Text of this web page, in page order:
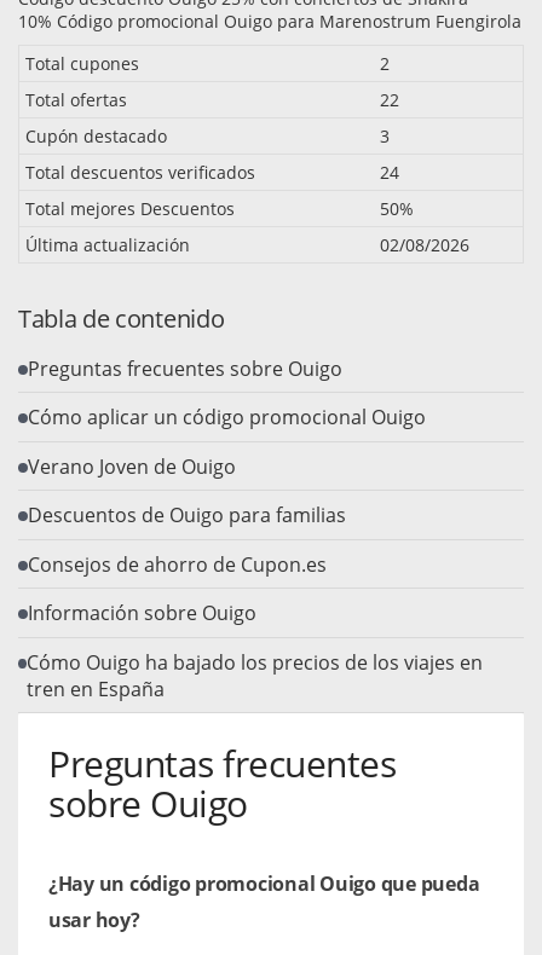
10% Código promocional Ouigo para Marenostrum Fuengirola
Total cupones
2
Total ofertas
22
Cupón destacado
3
Total descuentos verificados
24
Total mejores Descuentos
50%
Última actualización
02/08/2026
Tabla de contenido
Preguntas frecuentes sobre Ouigo
Cómo aplicar un código promocional Ouigo
Verano Joven de Ouigo
Descuentos de Ouigo para familias
Consejos de ahorro de Cupon.es
Información sobre Ouigo
Cómo Ouigo ha bajado los precios de los viajes en
tren en España
Preguntas frecuentes
sobre Ouigo
¿Hay un código promocional Ouigo que pueda
usar hoy?